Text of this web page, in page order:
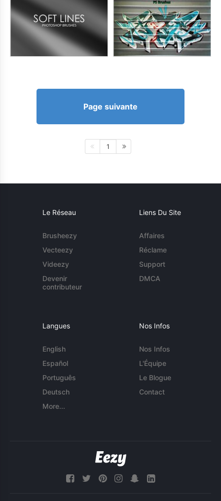
Page suivante
1
Le Réseau
Brusheezy
Vecteezy
Videezy
Devenir
contributeur
Liens Du Site
Affaires
Réclame
Support
DMCA
Langues
English
Español
Português
Deutsch
More...
Nos Infos
Nos Infos
L'Équipe
Le Blogue
Contact